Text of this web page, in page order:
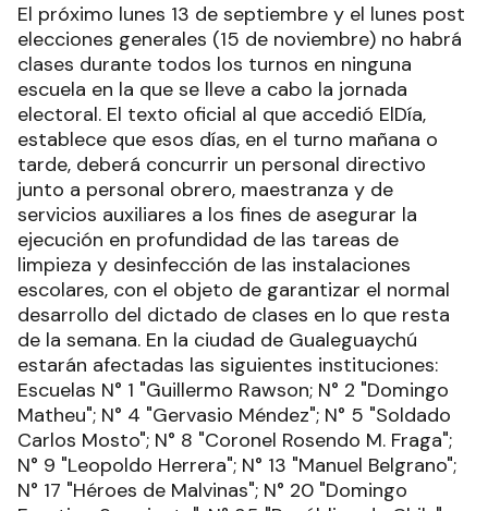
El próximo lunes 13 de septiembre y el lunes post
elecciones generales (15 de noviembre) no habrá
clases durante todos los turnos en ninguna
escuela en la que se lleve a cabo la jornada
electoral. El texto oficial al que accedió ElDía,
establece que esos días, en el turno mañana o
tarde, deberá concurrir un personal directivo
junto a personal obrero, maestranza y de
servicios auxiliares a los fines de asegurar la
ejecución en profundidad de las tareas de
limpieza y desinfección de las instalaciones
escolares, con el objeto de garantizar el normal
desarrollo del dictado de clases en lo que resta
de la semana. En la ciudad de Gualeguaychú
estarán afectadas las siguientes instituciones:
Escuelas N° 1 "Guillermo Rawson; N° 2 "Domingo
Matheu"; N° 4 "Gervasio Méndez"; N° 5 "Soldado
Carlos Mosto"; N° 8 "Coronel Rosendo M. Fraga";
N° 9 "Leopoldo Herrera"; N° 13 "Manuel Belgrano";
N° 17 "Héroes de Malvinas"; N° 20 "Domingo